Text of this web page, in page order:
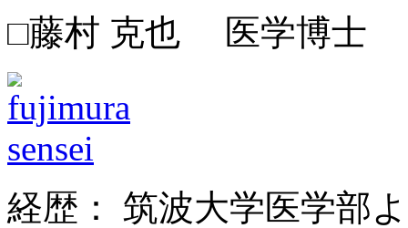
□藤村 克也 医学博士
経歴： 筑波大学医学部